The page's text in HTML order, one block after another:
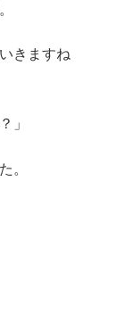
きますね
」
。